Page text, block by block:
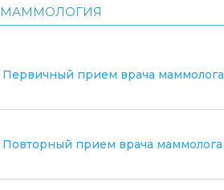
МАММОЛОГИЯ
Первичный прием врача маммолога
Повторный прием врача маммолога